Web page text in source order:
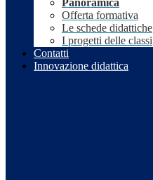
Panoramica
Offerta formativa
Le schede didattiche
I progetti delle classi
Contatti
Innovazione didattica